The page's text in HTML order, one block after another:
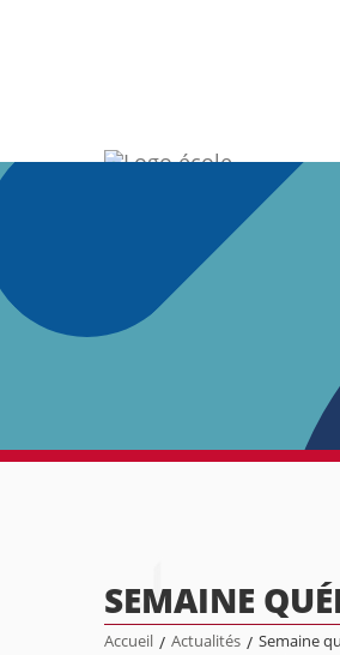
SEMAINE
Accueil / Actualités / Semaine